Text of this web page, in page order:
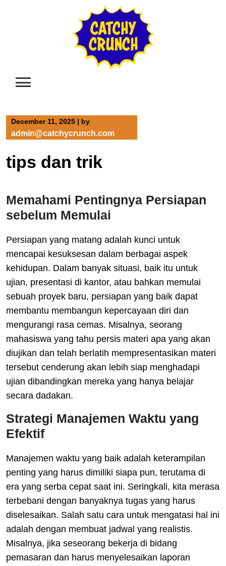
December 11, 2025 | by
admin@catchycrunch.com
tips dan trik
Memahami Pentingnya Persiapan
sebelum Memulai
Persiapan yang matang adalah kunci untuk
mencapai kesuksesan dalam berbagai aspek
kehidupan. Dalam banyak situasi, baik itu untuk
ujian, presentasi di kantor, atau bahkan memulai
sebuah proyek baru, persiapan yang baik dapat
membantu membangun kepercayaan diri dan
mengurangi rasa cemas. Misalnya, seorang
mahasiswa yang tahu persis materi apa yang akan
diujikan dan telah berlatih mempresentasikan materi
tersebut cenderung akan lebih siap menghadapi
ujian dibandingkan mereka yang hanya belajar
secara dadakan.
Strategi Manajemen Waktu yang
Efektif
Manajemen waktu yang baik adalah keterampilan
penting yang harus dimiliki siapa pun, terutama di
era yang serba cepat saat ini. Seringkali, kita merasa
terbebani dengan banyaknya tugas yang harus
diselesaikan. Salah satu cara untuk mengatasi hal ini
adalah dengan membuat jadwal yang realistis.
Misalnya, jika seseorang bekerja di bidang
pemasaran dan harus menyelesaikan laporan